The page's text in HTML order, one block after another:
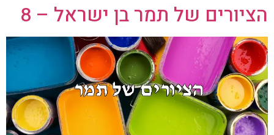
הציורים של תמר בן ישראל – 8